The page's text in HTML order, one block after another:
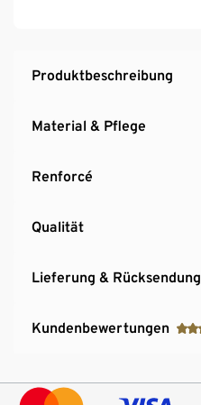
Produktbeschreibung
Material & Pflege
Renforcé
Qualität
Lieferung & Rücksendung
Kundenbewertungen